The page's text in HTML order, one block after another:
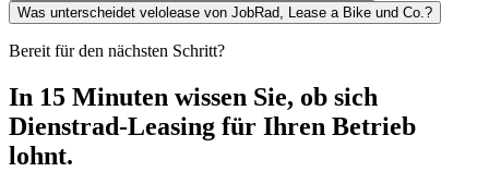
Was unterscheidet velolease von JobRad, Lease a Bike und Co.?
Bereit für den nächsten Schritt?
In 15 Minuten wissen Sie, ob sich
Dienstrad-Leasing für Ihren Betrieb
lohnt.